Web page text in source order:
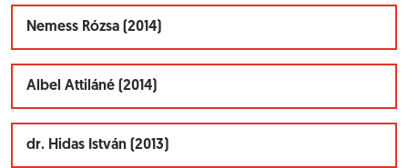
Nemess Rózsa (2014)
Albel Attiláné (2014)
dr. Hidas István (2013)